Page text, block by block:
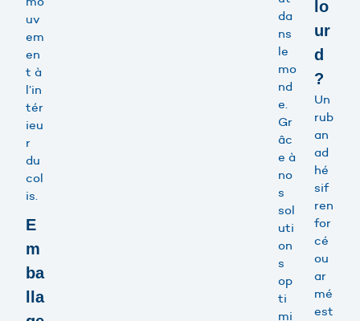
uv
em
en
t à
l’in
tér
ieu
r
du
col
is.
E
m
ba
lla
da
ns
le
mo
nd
e.
Gr
âc
e à
no
s
sol
uti
on
s
op
ti
mi
lo
ur
d
?
Un
rub
an
ad
hé
sif
ren
for
cé
ou
ar
mé
est